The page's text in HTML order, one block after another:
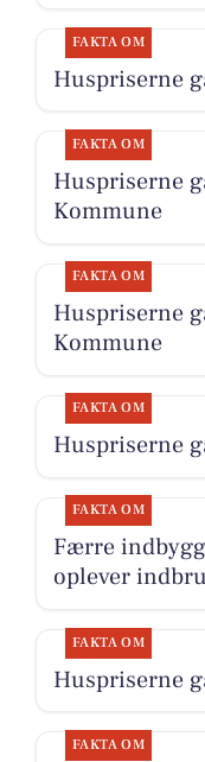
FAKTA OM
Huspriserne
FAKTA OM
Huspriserne
Kommune
FAKTA OM
Huspriserne
Kommune
FAKTA OM
Huspriserne
FAKTA OM
Færre
oplever
FAKTA OM
Huspriserne
FAKTA OM